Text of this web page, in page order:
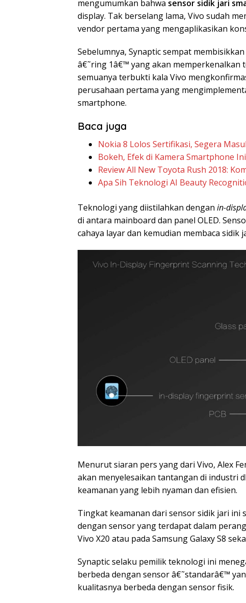
mengumumkan bahwa sensor sidik jari
display. Tak berselang lama, Vivo sudah
vendor pertama yang mengaplikasikan
Sebelumnya, Synaptic sempat
â€˜ring 1â€™ yang akan memperkenalkan
semuanya terbukti kala Vivo
perusahaan pertama yang
smartphone.
Baca juga
Nokia 8 Lolos Sertifikasi, Segera
Bokeh, Efek di Kamera Smartphone
Review All New Toyota Rush 2018:
Apa Sih Teknologi AI Beauty
Teknologi yang diistilahkan dengan in-
di antara mainboard dan panel OLED.
cahaya layar dan kemudian membaca sidik
Menurut siaran pers yang dari Vivo, Alex
akan menyelesaikan tantangan di industri
keamanan yang lebih nyaman dan efisien.
Tingkat keamanan dari sensor sidik jari ini
dengan sensor yang terdapat dalam
Vivo X20 atau pada Samsung Galaxy S8
Synaptic selaku pemilik teknologi ini
berbeda dengan sensor â€˜standarâ€™
kualitasnya berbeda dengan sensor fisik.